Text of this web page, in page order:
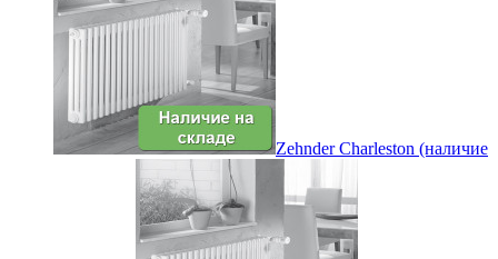
Zehnder Charleston (наличие